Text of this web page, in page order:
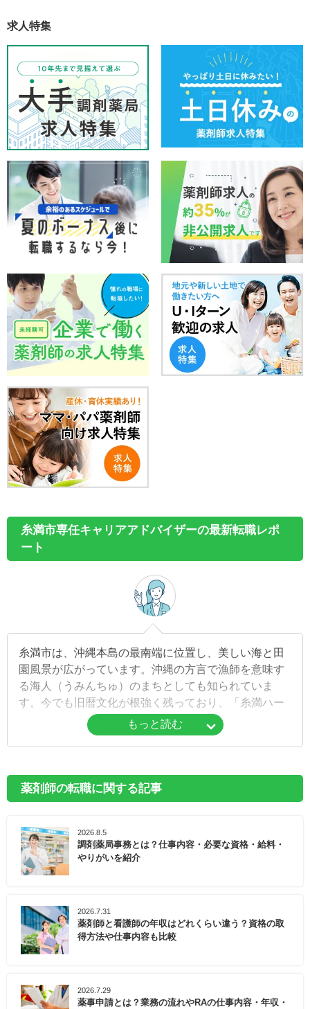
求人特集
糸満市専任キャリアアドバイザーの最新転職レポ
ート
糸満市は、沖縄本島の最南端に位置し、美しい海と田
園風景が広がっています。沖縄の方言で漁師を意味す
る海人（うみんちゅ）のまちとしても知られていま
す。今でも旧暦文化が根強く残っており、「糸満ハー
レー」や「糸満大綱引」などの伝統行事は、旧暦にあ
わせて行われています。
えた南山城跡や、標高約17ｍの崖にそびえる具志川城
跡などの史跡が残ります。また糸満市は、沖縄戦が終
園があり、平和祈念資料館や平和祈念像、慰霊塔など
が建立され、戦跡の特性をもつ国定公園としては日本
で唯一となっています。
置しています。また、運動教室や健康講座の開催や、
運動指導者・保健師による健康相談、サークル活動へ
場所の提供も行うなど、市民の健康寿命の延伸に向け
糸満市でのキャリアをお考えの方は、ぜひ一度マイナ
もっと読む
薬剤師の転職に関する記事
2026.8.5
調剤薬局事務とは？仕事内容・必要な資格・給料・
やりがいを紹介
2026.7.31
薬剤師と看護師の年収はどれくらい違う？資格の取
得方法や仕事内容も比較
2026.7.29
薬事申請とは？業務の流れやRAの仕事内容・年収・